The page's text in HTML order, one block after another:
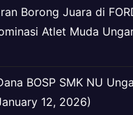
Borong Juara di
Atlet Muda
BOSP SMK NU
12, 2026)